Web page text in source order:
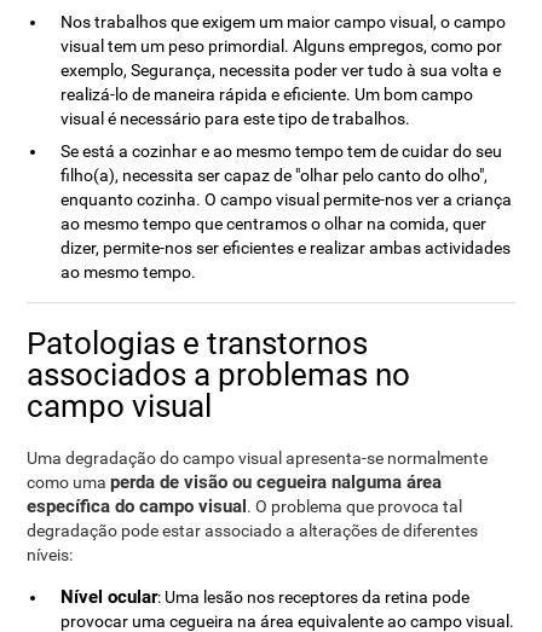
Nos trabalhos que exigem um maior campo visual, o campo
visual tem um peso primordial. Alguns empregos, como por
exemplo, Segurança, necessita poder ver tudo à sua volta e
realizá-lo de maneira rápida e eficiente. Um bom campo
visual é necessário para este tipo de trabalhos.
Se está a cozinhar e ao mesmo tempo tem de cuidar do seu
filho(a), necessita ser capaz de "olhar pelo canto do olho",
enquanto cozinha. O campo visual permite-nos ver a criança
ao mesmo tempo que centramos o olhar na comida, quer
dizer, permite-nos ser eficientes e realizar ambas actividades
ao mesmo tempo.
Patologias e transtornos
associados a problemas no
campo visual
Uma degradação do campo visual apresenta-se normalmente
como umaperda de visão ou cegueira nalguma área
específica do campo visual. O problema que provoca tal
degradação pode estar associado a alterações de diferentes
níveis:
Nível ocular: Uma lesão nos receptores da retina pode
provocar uma cegueira na área equivalente ao campo visual.